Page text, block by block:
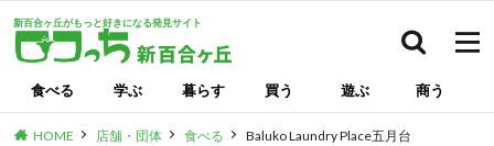
新百合ヶ丘がもっと好きになる発見サイト
食べる 学ぶ 暮らす 買う 遊ぶ 商う
HOME 店舗・団体 食べる Baluko Laundry Place五月台